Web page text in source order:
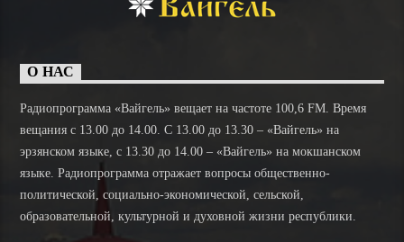
О НАС
Радиопрограмма «Вайгель» вещает на частоте 100,6 FM. Время
вещания с 13.00 до 14.00. C 13.00 до 13.30 – «Вайгель» на
эрзянском языке, с 13.30 до 14.00 – «Вайгель» на мокшанском
языке. Радиопрограмма отражает вопросы общественно-
политической, социально-экономической, сельской,
образовательной, культурной и духовной жизни республики.